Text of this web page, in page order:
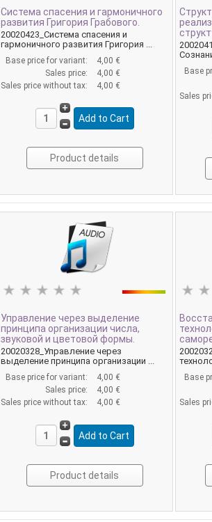
Система спасения и гармоничного
развития Григория Грабового.
20020423_Система спасения и
гармоничного развития Григория ...
Base price for variant:
4,00 €
Sales price:
4,00 €
Sales price without tax:
4,00 €
Product details
Base
Sales
Управление через выделение
принципа организации числа,
звуковой и цветовой формы.
20020328_Управление через
выделение принципа организации ...
Base price for variant:
4,00 €
Sales price:
4,00 €
Sales price without tax:
4,00 €
Product details
Base
Sales